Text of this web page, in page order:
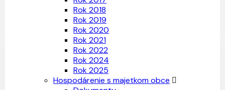
Rok 2018
Rok 2019
Rok 2020
Rok 2021
Rok 2022
Rok 2024
Rok 2025
Hospodárenie s majetkom obce